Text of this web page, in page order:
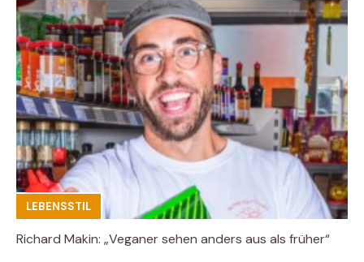
LEBENSSTIL
Richard Makin: „Veganer sehen anders aus als früher“